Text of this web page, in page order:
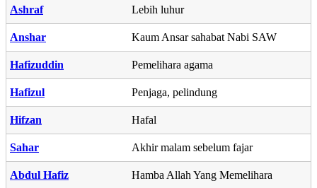
Ashraf Lebih luhur
Anshar Kaum Ansar sahabat Nabi SAW
Hafizuddin Pemelihara agama
Hafizul Penjaga, pelindung
Hifzan Hafal
Sahar Akhir malam sebelum fajar
Abdul Hafiz Hamba Allah Yang Memelihara